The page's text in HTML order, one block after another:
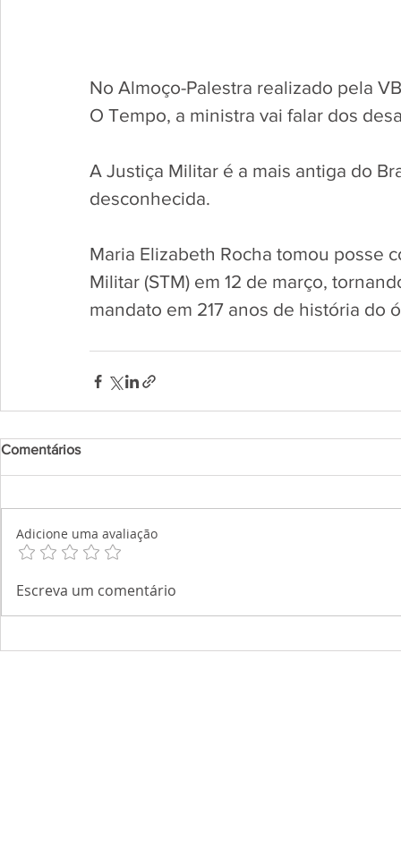
No Almoço-Palestra realizado pela
O Tempo, a ministra vai falar dos
A Justiça Militar é a mais antiga do
desconhecida.
Maria Elizabeth Rocha tomou posse
Militar (STM) em 12 de março,
mandato em 217 anos de história do
Comentários
Adicione uma avaliação
Escreva um comentário